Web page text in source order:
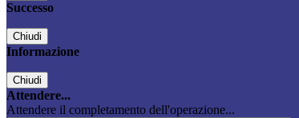
Successo
Chiudi
Informazione
Chiudi
Attendere...
Attendere il completamento dell'operazione...